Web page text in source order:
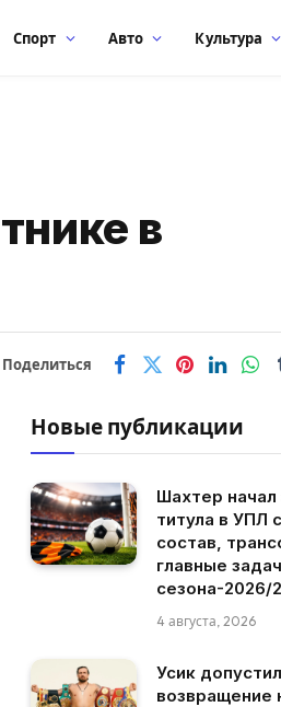
Спорт Авто Культура
в
Поделиться
Новые публикации
Шахтер начал
титула в УПЛ
состав,
главные
сезона-2026/
4 августа, 2026
Усик допустил
возвращение